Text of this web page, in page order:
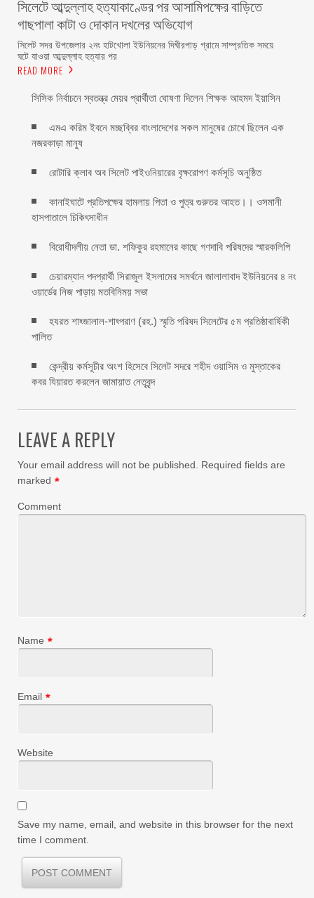
সিলেটে আব্দুল্লাহ হত্যাকাণ্ডের পর আসামিপক্ষের বাড়িতে
গাছপালা কাটা ও দোকান দখলের অভিযোগ
সিলেট সদর উপজেলার ২নং হাটখোলা ইউনিয়নের দিঘীরপাড় গ্রামে সাম্প্রতিক সময়ে
ঘটে যাওয়া আব্দুল্লাহ হত্যার পর
READ MORE
সিসিক নির্বাচনে স্বতন্ত্র মেয়র প্রার্থীতা ঘোষণা দিলেন শিক্ষক আহমদ ইয়াসিন
এমএ করিম ইবনে মচ্ছব্বির বাংলাদেশের সকল মানুষের চোখে ছিলেন এক
নজরকাড়া মানুষ ‎
রোটারি ক্লাব অব সিলেট পাইওনিয়ারের বৃক্ষরোপণ কর্মসূচি অনুষ্ঠিত
কানাইঘাটে প্রতিপক্ষের হামলায় পিতা ও পুত্র গুরুতর আহত।। ওসমানী
হাসপাতালে চিকিৎসাধীন
বিরোধীদলীয় নেতা ডা. শফিকুর রহমানের কাছে গণদাবি পরিষদের স্মারকলিপি ‎
চেয়ারম্যান পদপ্রার্থী সিরাজুল ইসলামের সমর্থনে জালালাবাদ ইউনিয়নের ৪ নং
ওয়ার্ডের নিজ পাড়ায় মতবিনিময় সভা
হযরত শাহ্জালাল-শাহ্পরাণ (রহ.) স্মৃতি পরিষদ সিলেটের ৫ম প্রতিষ্ঠাবার্ষিকী
পালিত ‎​
কেন্দ্রীয় কর্মসূচীর অংশ হিসেবে সিলেট সদরে শহীদ ওয়াসিম ও মুস্তাকের
কবর যিয়ারত করলেন জামায়াত নেতৃবৃন্দ ‎
LEAVE A REPLY
Your email address will not be published.
Required fields are
marked *
Comment
Name *
Email *
Website
Save my name, email, and website in this browser for the next
time I comment.